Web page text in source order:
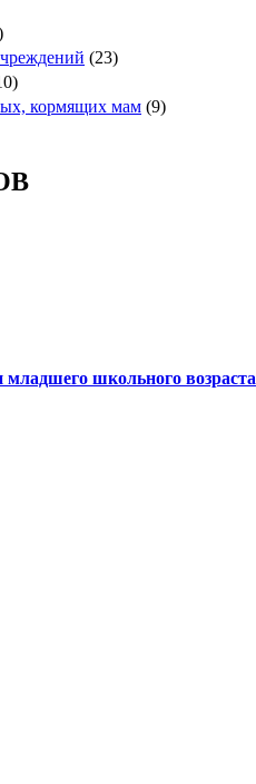
(23)
кормящих мам (9)
младшего школьного возраста